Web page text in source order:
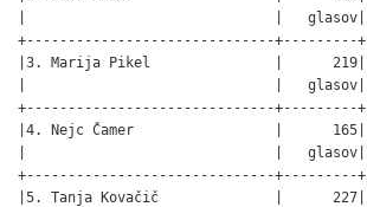
|                              |   glasov|
+------------------------------+---------+
|3. Marija Pikel               |      219|
|                              |   glasov|
+------------------------------+---------+
|4. Nejc Čamer                 |      165|
|                              |   glasov|
+------------------------------+---------+
|5. Tanja Kovačič              |      227|